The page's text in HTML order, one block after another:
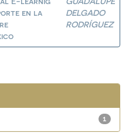
en la
DELGADO
RODRÍGUEZ
1